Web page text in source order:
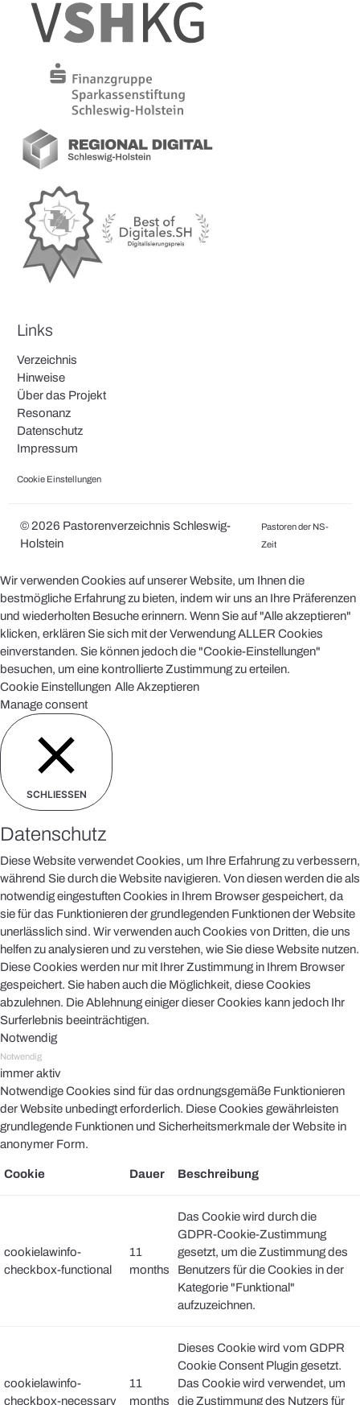
Links
Verzeichnis
Hinweise
Über das Projekt
Resonanz
Datenschutz
Impressum
Cookie Einstellungen
© 2026 Pastorenverzeichnis Schleswig-
Holstein
Pastoren der NS-
Zeit
Wir verwenden Cookies auf unserer Website, um Ihnen die
bestmögliche Erfahrung zu bieten, indem wir uns an Ihre Präferenzen
und wiederholten Besuche erinnern. Wenn Sie auf "Alle akzeptieren"
klicken, erklären Sie sich mit der Verwendung ALLER Cookies
einverstanden. Sie können jedoch die "Cookie-Einstellungen"
besuchen, um eine kontrollierte Zustimmung zu erteilen.
Cookie Einstellungen Alle Akzeptieren
Manage consent
SCHLIESSEN
Datenschutz
Diese Website verwendet Cookies, um Ihre Erfahrung zu verbessern,
während Sie durch die Website navigieren. Von diesen werden die als
notwendig eingestuften Cookies in Ihrem Browser gespeichert, da
sie für das Funktionieren der grundlegenden Funktionen der Website
unerlässlich sind. Wir verwenden auch Cookies von Dritten, die uns
helfen zu analysieren und zu verstehen, wie Sie diese Website nutzen.
Diese Cookies werden nur mit Ihrer Zustimmung in Ihrem Browser
gespeichert. Sie haben auch die Möglichkeit, diese Cookies
abzulehnen. Die Ablehnung einiger dieser Cookies kann jedoch Ihr
Surferlebnis beeinträchtigen.
Notwendig
Notwendig
immer aktiv
Notwendige Cookies sind für das ordnungsgemäße Funktionieren
der Website unbedingt erforderlich. Diese Cookies gewährleisten
grundlegende Funktionen und Sicherheitsmerkmale der Website in
anonymer Form.
Cookie Dauer Beschreibung
cookielawinfo-
checkbox-functional
11
months
Das Cookie wird durch die
GDPR-Cookie-Zustimmung
gesetzt, um die Zustimmung des
Benutzers für die Cookies in der
Kategorie "Funktional"
aufzuzeichnen.
cookielawinfo-
checkbox-necessary
11
months
Dieses Cookie wird vom GDPR
Cookie Consent Plugin gesetzt.
Das Cookie wird verwendet, um
die Zustimmung des Nutzers für